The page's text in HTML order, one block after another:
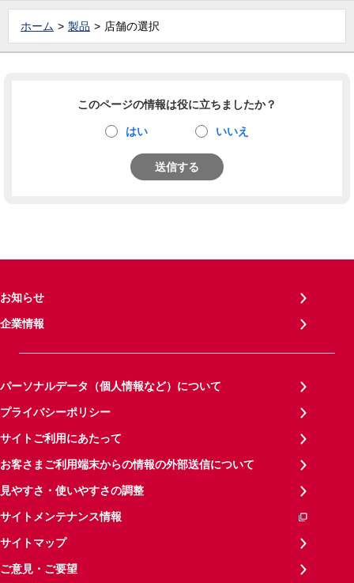
ホーム 製品 店舗の選択
このページの情報は役に立ちましたか？
はい いいえ
送信する
お知らせ
企業情報
パーソナルデータ（個人情報など）について
プライバシーポリシー
サイトご利用にあたって
お客さまご利用端末からの情報の外部送信について
見やすさ・使いやすさの調整
サイトメンテナンス情報
サイトマップ
ご意見・ご要望